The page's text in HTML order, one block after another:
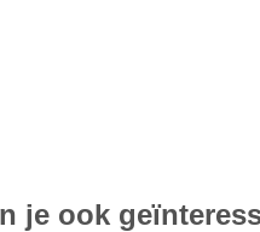
je ook